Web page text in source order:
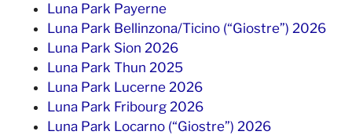
Luna Park Payerne
Luna Park Bellinzona/Ticino (“Giostre”) 2026
Luna Park Sion 2026
Luna Park Thun 2025
Luna Park Lucerne 2026
Luna Park Fribourg 2026
Luna Park Locarno (“Giostre”) 2026